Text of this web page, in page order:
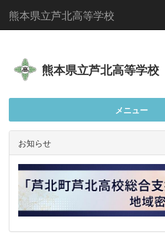
熊本県立芦北高等学校
熊本県立芦北高等学校
メニュー
お知らせ